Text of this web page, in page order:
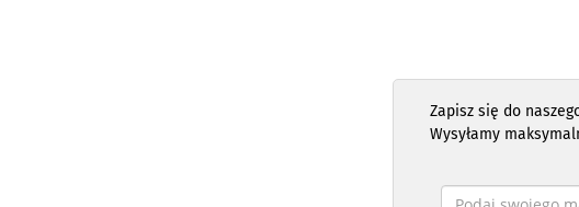
Zapisz się do
Wysyłamy